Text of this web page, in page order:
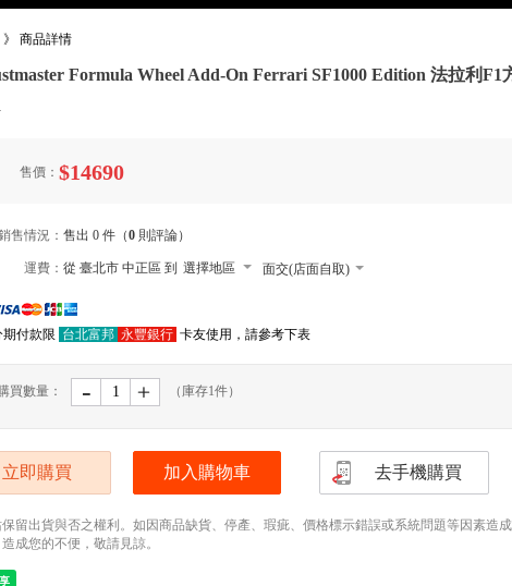
》 商品詳情
Formula Wheel Add-On Ferrari SF1000 Edition 法拉利F1
售價： $14690
售情況： 售出 0 件（0 則評論）
運費： 從 臺北市 中正區 到 選擇地區 面交(店面自取)
郵寄小包裹
本島大型宅配
期付款限 台北富邦 永豐銀行 卡友使用，請參考下表
買數量： - ﹢ （庫存1件）
立即購買 加入購物車 去手機購買
留出貨與否之權利。如因商品缺貨、停產、瑕疵、價格標示錯誤或系統問題等因素造
成您的不便，敬請見諒。